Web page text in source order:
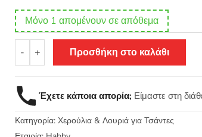
Μόνο 1 απομένουν σε απόθεμα
-
χερούλι
4εκ
με
κουμπώματα
+ Προσθήκη στο καλάθι
Έχετε κάποια απορία; Είμαστε στη
Κατηγορία: Χερούλια & Λουριά για Τσάντες